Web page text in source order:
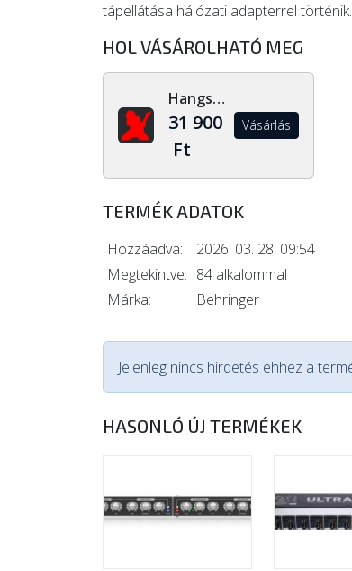
tápellátása hálózati adapterrel történik.
HOL VÁSÁROLHATÓ MEG
Hangszerdiszkont.hu
31 900
Ft
Vásárlás
TERMÉK ADATOK
Hozzáadva:
2026. 03. 28. 09:54
Megtekintve: 84 alkalommal
Márka:
Behringer
Jelenleg nincs hirdetés ehhez a
HASONLÓ ÚJ TERMÉKEK